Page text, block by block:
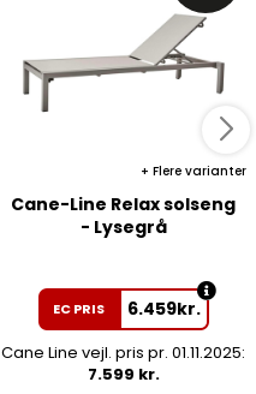
Flere varianter
Cane-Line Relax solseng
- Lysegrå
EC PRIS 6.459kr.
Cane Line vejl. pris pr. 01.11.2025:
7.599 kr.